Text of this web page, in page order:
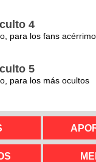
4
para los fans
5
para los más ocultos